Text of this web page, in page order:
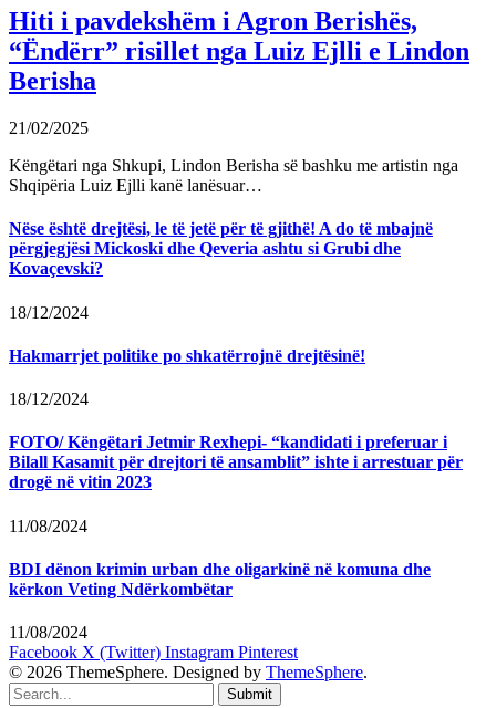
Hiti i pavdekshëm i Agron Berishës,
“Ëndërr” risillet nga Luiz Ejlli e Lindon
Berisha
21/02/2025
Këngëtari nga Shkupi, Lindon Berisha së bashku me artistin nga
Shqipëria Luiz Ejlli kanë lanësuar…
Nëse është drejtësi, le të jetë për të gjithë! A do të mbajnë
përgjegjësi Mickoski dhe Qeveria ashtu si Grubi dhe
Kovaçevski?
18/12/2024
Hakmarrjet politike po shkatërrojnë drejtësinë!
18/12/2024
FOTO/ Këngëtari Jetmir Rexhepi- “kandidati i preferuar i
Bilall Kasamit për drejtori të ansamblit” ishte i arrestuar për
drogë në vitin 2023
11/08/2024
BDI dënon krimin urban dhe oligarkinë në komuna dhe
kërkon Veting Ndërkombëtar
11/08/2024
Facebook X (Twitter) Instagram Pinterest
© 2026 ThemeSphere. Designed by ThemeSphere.
Submit